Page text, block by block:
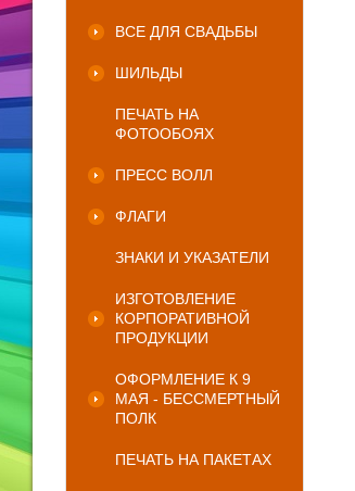
ВСЕ ДЛЯ СВАДЬБЫ
ШИЛЬДЫ
ПЕЧАТЬ НА
ФОТООБОЯХ
ПРЕСС ВОЛЛ
ФЛАГИ
ЗНАКИ И УКАЗАТЕЛИ
ИЗГОТОВЛЕНИЕ
КОРПОРАТИВНОЙ
ПРОДУКЦИИ
ОФОРМЛЕНИЕ К 9
МАЯ - БЕССМЕРТНЫЙ
ПОЛК
ПЕЧАТЬ НА ПАКЕТАХ